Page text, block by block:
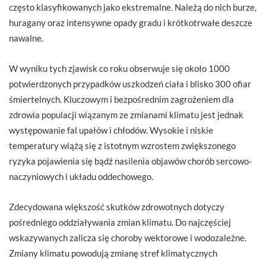
często klasyfikowanych jako ekstremalne. Należą do nich burze,
huragany oraz intensywne opady gradu i krótkotrwałe deszcze
nawalne.
W wyniku tych zjawisk co roku obserwuje się około 1000
potwierdzonych przypadków uszkodzeń ciała i blisko 300 ofiar
śmiertelnych. Kluczowym i bezpośrednim zagrożeniem dla
zdrowia populacji wiązanym ze zmianami klimatu jest jednak
występowanie fal upałów i chłodów. Wysokie i niskie
temperatury wiążą się z istotnym wzrostem zwiększonego
ryzyka pojawienia się bądź nasilenia objawów chorób sercowo-
naczyniowych i układu oddechowego.
Zdecydowana większość skutków zdrowotnych dotyczy
pośredniego oddziaływania zmian klimatu. Do najczęściej
wskazywanych zalicza się choroby wektorowe i wodozależne.
Zmiany klimatu powodują zmianę stref klimatycznych